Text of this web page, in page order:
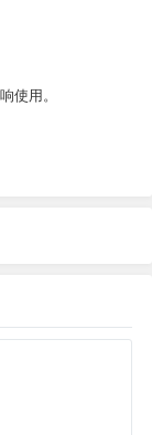
使用。